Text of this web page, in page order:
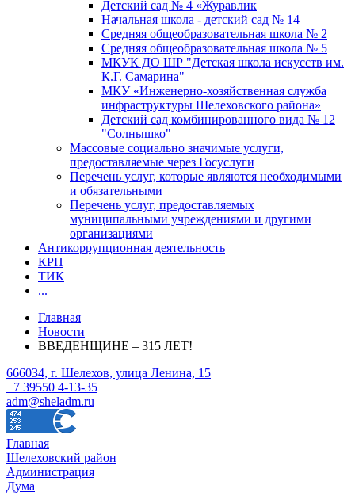
Детский сад № 4 «Журавлик
Начальная школа - детский сад № 14
Средняя общеобразовательная школа № 2
Средняя общеобразовательная школа № 5
МКУК ДО ШР "Детская школа искусств им.
К.Г. Самарина"
МКУ «Инженерно-хозяйственная служба
инфраструктуры Шелеховского района»
Детский сад комбинированного вида № 12
"Солнышко"
Массовые социально значимые услуги,
предоставляемые через Госуслуги
Перечень услуг, которые являются необходимыми
и обязательными
Перечень услуг, предоставляемых
муниципальными учреждениями и другими
организациями
Антикоррупционная деятельность
КРП
ТИК
...
Главная
Новости
ВВЕДЕНЩИНЕ – 315 ЛЕТ!
666034, г. Шелехов, улица Ленина, 15
+7 39550 4-13-35
adm@sheladm.ru
Главная
Шелеховский район
Администрация
Дума